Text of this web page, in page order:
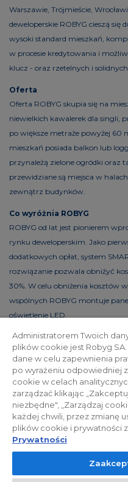
Warszawie, Trójmieście,
deweloperskie ROBYG cieszą
wysoki standard mieszkań,
w procesie kredytowania i
klucz - oraz rzetelnych i
Oferta
Oferta ROBYG skupia się na
niewielkich kawalerek dla singli,
po większe metraże powyżej 60
mieszkań posiada balkon lub
przynależą zielone ogródki oraz
przewidziane są miejsca w
zewnątrz budynków.
Co wyróżnia ROBYG
ROBYG od lat jest pionierem
rynku deweloperskim. Jako
dodatkowych opłat, system
rozwiązanie pozwala obniżyć
30%. W celu obniżenia kosztów
wspólnych ROBYG montuje
oświetlenie LED.
Polityka prywatności
© 2026 ROBYG. Wszystkie
przedstawione materiały
informacyjny, nie mogą być
Administratorem Twoich
plików cookie jest Robyg
dane w celu zapewnienia
po wyrażeniu odpowiedniej
cookie w celach
zarządzać klikając
niezbędne", „Zarządzaj
każdej chwili, przez zmianę
plików cookie i prywatności
Prywatności